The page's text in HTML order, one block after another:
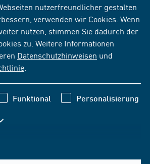
nutzerfreundlicher gestalten
verwenden wir Cookies. Wenn
nutzen, stimmen Sie dadurch der
zu. Weitere Informationen
Datenschutzhinweisen und
Funktional Personalisierung